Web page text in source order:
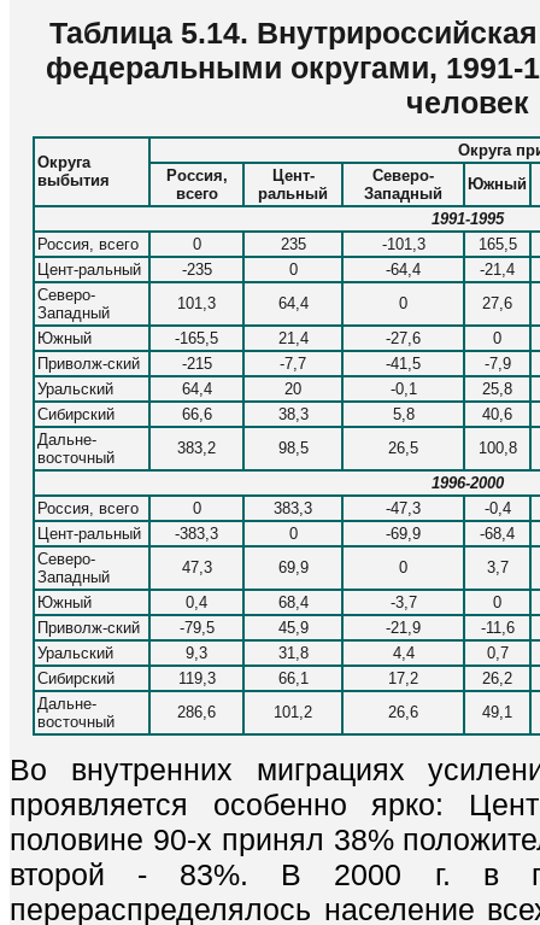
Таблица 5.14.
федеральными округами, 1991-
человек
Округа
выбытия
Округа
Россия,
всего
Цент-
ральный
Северо-
Западный
Южный
1991-1995
Россия, всего
0 235 -101,3
165,5
Цент-ральный
-235 0 -64,4
-21,4
Северо-
Западный
101,3 64,4 0
27,6
Южный
-165,5 21,4 -27,6
0
Приволж-ский
-215 -7,7 -41,5
-7,9
Уральский
64,4 20 -0,1
25,8
Сибирский
66,6 38,3 5,8
40,6
Дальне-
восточный
383,2 98,5 26,5
100,8
1996-2000
Россия, всего
0 383,3 -47,3
-0,4
Цент-ральный
-383,3 0 -69,9
-68,4
Северо-
Западный
47,3 69,9 0
3,7
Южный
0,4 68,4 -3,7
0
Приволж-ский
-79,5 45,9 -21,9
-11,6
Уральский
9,3 31,8 4,4
0,7
Сибирский
119,3 66,1 17,2
26,2
Дальне-
восточный
286,6 101,2 26,6 49,1
Во внутренних миграциях
проявляется особенно ярко:
половине 90-х принял 38%
второй - 83%. В 2000 г. в
перераспределялось население